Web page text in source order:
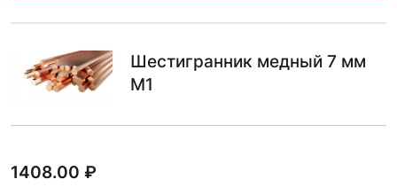
Шестигранник медный 7 мм
М1
1408.00 ₽